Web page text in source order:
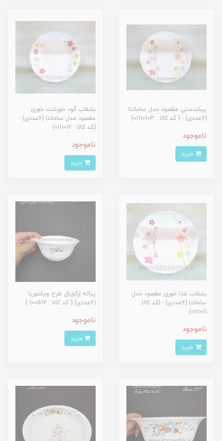
پیشدستی مقصود مدل سامانتا
(6عددی) - ( کد کالا : 01110103)
ناموجود
بشقاب گود خورشت خوری
مقصود مدل سامانتا (6عددی) -
(کد کالا : 0111012)
ناموجود
بشقاب غذا خوری مقصود مدل
سامانتا (6عددی) - (کد کالا :
0111011)
ناموجود
پیاله ارکوپال طرح ویکتوریا
(6عددی) ( کد کالا : 100512 )
ناموجود